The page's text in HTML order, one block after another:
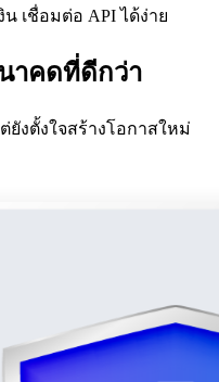
เชื่อมต่อ API ได้ง่าย
าคดที่ดีกว่า
ยังตั้งใจสร้างโอกาสใหม่